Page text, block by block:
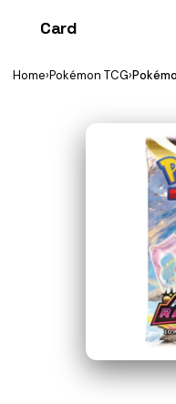
Card
Home›Pokémon TCG›